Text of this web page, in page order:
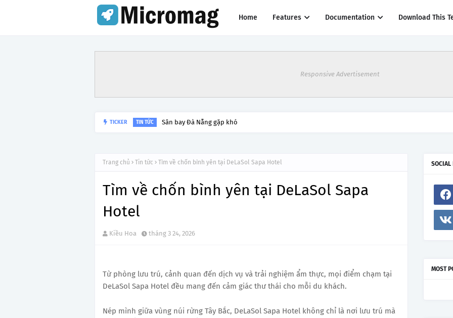
Home Features Documentation Download This
Responsive Advertisement
TICKER TIN TỨC Sân bay Đà Nẵng gặp khó
Trang chủ Tin tức Tìm về chốn bình yên tại DeLaSol Sapa Hotel
Tìm về chốn bình yên tại DeLaSol Sapa
Hotel
Kiều Hoa tháng 3 24, 2026
Từ phòng lưu trú, cảnh quan đến dịch vụ và trải nghiệm ẩm thực, mọi điểm chạm tại
DeLaSol Sapa Hotel đều mang đến cảm giác thư thái cho mỗi du khách.
Nép mình giữa vùng núi rừng Tây Bắc, DeLaSol Sapa Hotel không chỉ là nơi lưu trú mà
SOCIAL
MOST